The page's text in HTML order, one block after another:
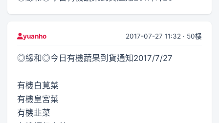
yuanho 2017-07-27 11:32 · 50樓
◎緣和◎今日有機蔬果到貨通知2017/7/27
有機白莧菜
有機皇宮菜
有機韭菜